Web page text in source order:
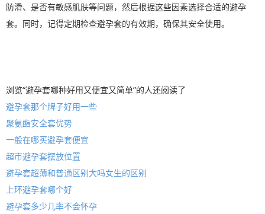
防滑、是否有敏感肌肤等问题，然后根据这些因素选择合适的避孕
套。同时，记得定期检查避孕套的有效期，确保其安全使用。
浏览“避孕套哪种好用又便宜又简单”的人还阅读了
避孕套那个牌子好用一些
聚氨酯安全套优势
一般在哪买避孕套便宜
超市避孕套摆放位置
避孕套超薄和普通区别大吗女生的区别
上环避孕套哪个好
避孕套多少几率不会怀孕